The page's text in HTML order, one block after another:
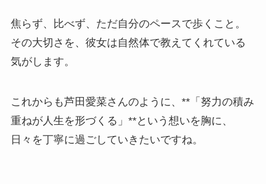
焦らず、比べず、ただ自分のペースで歩くこと。
その大切さを、彼女は自然体で教えてくれている
気がします。
これからも芦田愛菜さんのように、**「努力の積み
重ねが人生を形づくる」**という想いを胸に、
日々を丁寧に過ごしていきたいですね。